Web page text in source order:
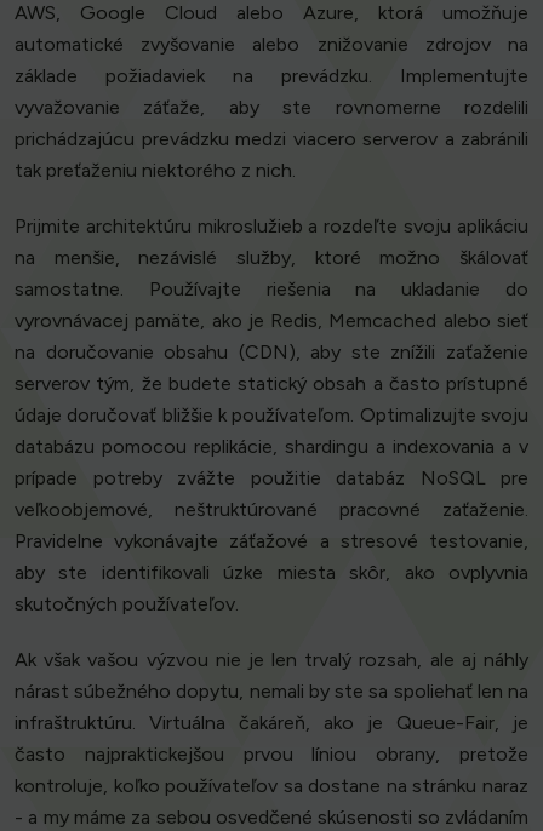
AWS, Google Cloud alebo Azure, ktorá umožňuje
automatické zvyšovanie alebo znižovanie zdrojov na
základe požiadaviek na prevádzku. Implementujte
vyvažovanie záťaže, aby ste rovnomerne rozdelili
prichádzajúcu prevádzku medzi viacero serverov a zabránili
tak preťaženiu niektorého z nich.
Prijmite architektúru mikroslužieb a rozdeľte svoju aplikáciu
na menšie, nezávislé služby, ktoré možno škálovať
samostatne. Používajte riešenia na ukladanie do
vyrovnávacej pamäte, ako je Redis, Memcached alebo sieť
na doručovanie obsahu (CDN), aby ste znížili zaťaženie
serverov tým, že budete statický obsah a často prístupné
údaje doručovať bližšie k používateľom. Optimalizujte svoju
databázu pomocou replikácie, shardingu a indexovania a v
prípade potreby zvážte použitie databáz NoSQL pre
veľkoobjemové, neštruktúrované pracovné zaťaženie.
Pravidelne vykonávajte záťažové a stresové testovanie,
aby ste identifikovali úzke miesta skôr, ako ovplyvnia
skutočných používateľov.
Ak však vašou výzvou nie je len trvalý rozsah, ale aj náhly
nárast súbežného dopytu, nemali by ste sa spoliehať len na
infraštruktúru. Virtuálna čakáreň, ako je Queue-Fair, je
často najpraktickejšou prvou líniou obrany, pretože
kontroluje, koľko používateľov sa dostane na stránku naraz
- a my máme za sebou osvedčené skúsenosti so zvládaním